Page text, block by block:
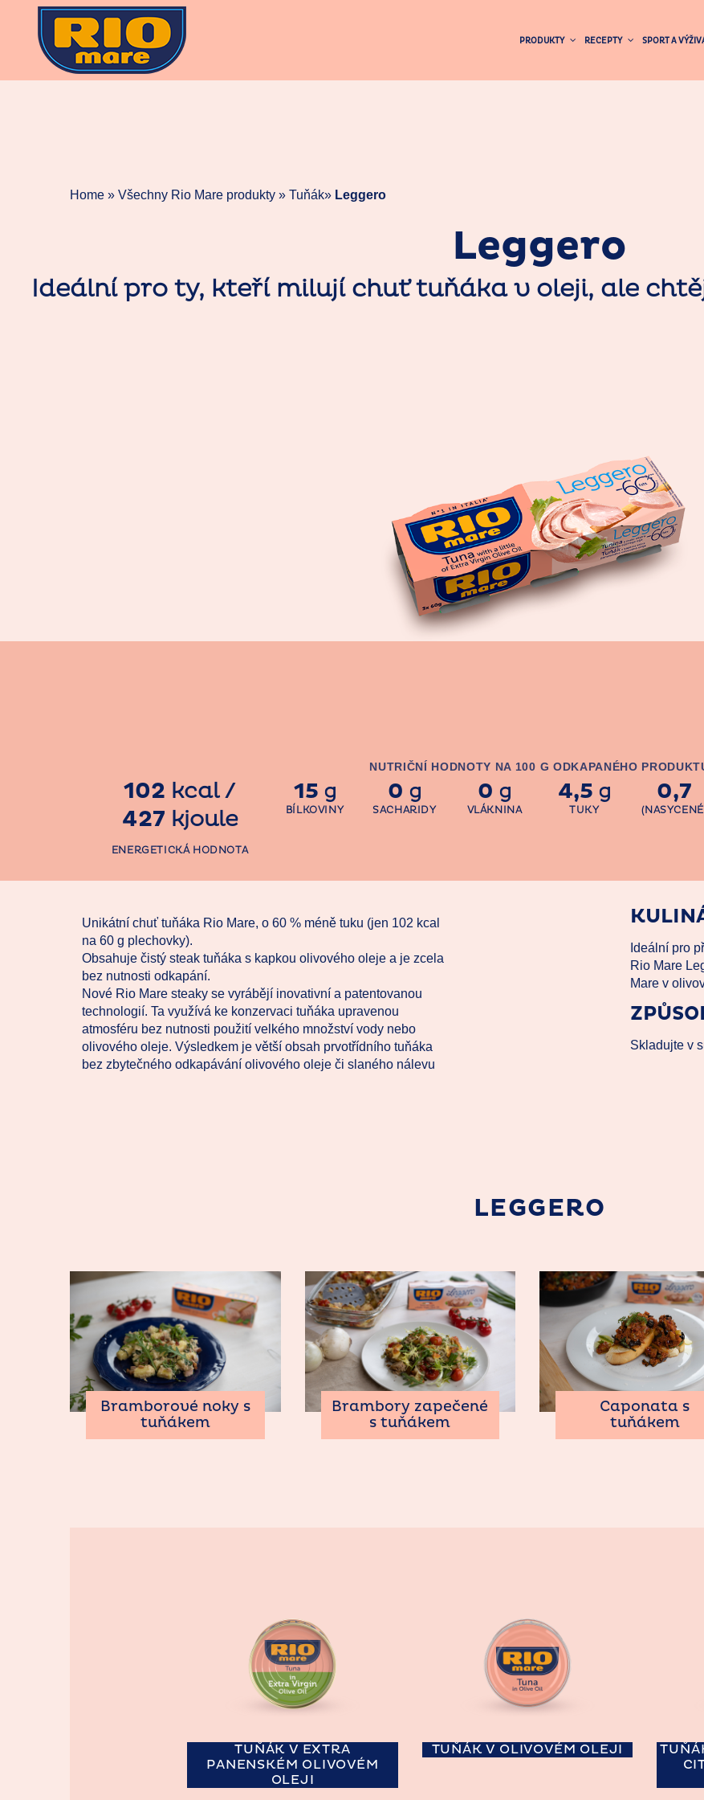
content
PRODUKTY RECEPTY SPORT A
Home » Všechny Rio Mare produkty » Tuňák» Leggero
Leggero
Ideální pro ty, kteří milují chuť tuňáka v oleji, ale
NUTRIČNÍ HODNOTY NA 100 G ODKAPANÉHO
102 kcal/
427 kjoule
ENERGETICKÁ HODNOTA
15 g
BÍLKOVINY
0 g
SACHARIDY
0 g
VLÁKNINA
4,5 g
TUKY
0,7
Unikátní chuť tuňáka Rio Mare, o 60 % méně tuku (jen 102 kcal
na 60 g plechovky).
Obsahuje čistý steak tuňáka s kapkou olivového oleje a je zcela
bez nutnosti odkapání.
Nové Rio Mare steaky se vyrábějí inovativní a patentovanou
technologií. Ta využívá ke konzervaci tuňáka upravenou
atmosféru bez nutnosti použití velkého množství vody nebo
olivového oleje. Výsledkem je větší obsah prvotřídního tuňáka
bez zbytečného odkapávání olivového oleje či slaného nálevu
Ideální pro
Rio Mare
Mare v
Skladujte v
LEGGERO
Bramborové noky s
tuňákem
Brambory zapečené
s tuňákem
Caponata s
tuňákem
TUŇÁK V EXTRA
PANENSKÉM OLIVOVÉM
OLEJI
TUŇÁK V OLIVOVÉM OLEJI